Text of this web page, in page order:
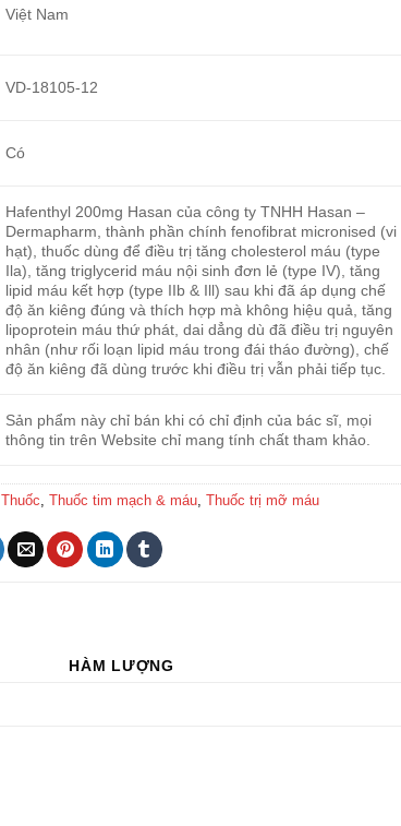
Việt Nam
VD-18105-12
Có
Hafenthyl 200mg Hasan của công ty TNHH Hasan –
Dermapharm, thành phần chính fenofibrat micronised (vi
hạt), thuốc dùng để điều trị tăng cholesterol máu (type
Ila), tăng triglycerid máu nội sinh đơn lẻ (type IV), tăng
lipid máu kết hợp (type IIb & Ill) sau khi đã áp dụng chế
độ ăn kiêng đúng và thích hợp mà không hiệu quả, tăng
lipoprotein máu thứ phát, dai dẳng dù đã điều trị nguyên
nhân (như rối loạn lipid máu trong đái tháo đường), chế
độ ăn kiêng đã dùng trước khi điều trị vẫn phải tiếp tục.
Sản phẩm này chỉ bán khi có chỉ định của bác sĩ, mọi
thông tin trên Website chỉ mang tính chất tham khảo.
Thuốc, Thuốc tim mạch & máu, Thuốc trị mỡ máu
HÀM LƯỢNG